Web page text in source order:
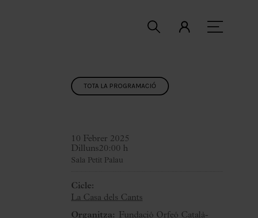
TOTA LA PROGRAMACIÓ
10 Febrer 2025
Dilluns20:00 h
Sala Petit Palau
Cicle:
La Casa dels Cants
Organitza: Fundació Orfeó Català-